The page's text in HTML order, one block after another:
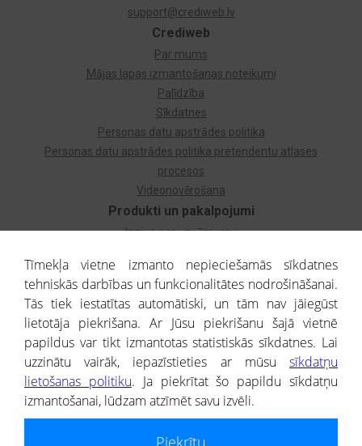
Produkti un pakalpojumi
Izziņa par uzņēmumu
Dzimtas koks
Uzņēmumu atlase
Monitorings
Kredītizziņa par ārvalstu uzņēmumiem
Crediweb
Par mums
Mājas lapas izmantošanas noteikumi
Palīdzība
Sīkdatnes
Personas datu apstrādes politika
Personas datu apstrādes politika pretendentu atlases
procesos
Videonovērošana
support@crediweb.lv
® CREDITREFORM Latvija
SIA
Tīmekļa vietne izmanto nepieciešamās sīkdatnes
tehniskās darbības un funkcionalitātes nodrošināšanai.
Tās tiek iestatītas automātiski, un tām nav jāiegūst
lietotāja piekrišana. Ar Jūsu piekrišanu šajā vietnē
papildus var tikt izmantotas statistiskās sīkdatnes. Lai
uzzinātu vairāk, iepazīstieties ar mūsu sīkdatņu
lietošanas politiku. Ja piekrītat šo papildu sīkdatņu
izmantošanai, lūdzam atzīmēt savu izvēli.
Piekrītu